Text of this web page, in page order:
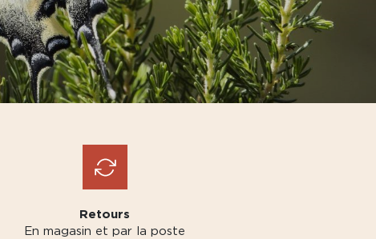
Retours
En magasin et par la poste